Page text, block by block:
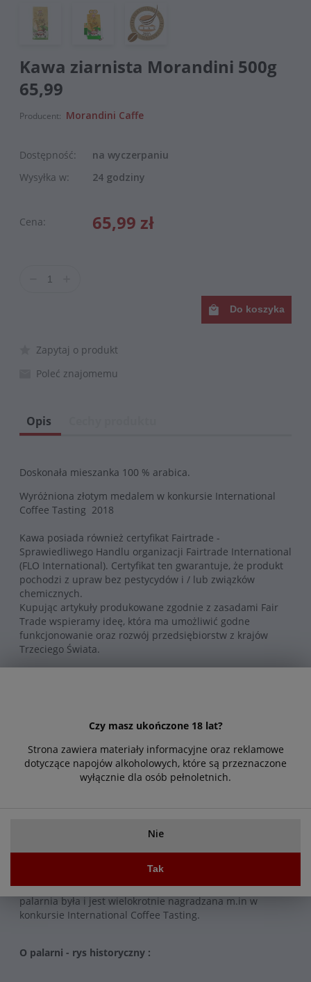
Czy masz ukończone 18 lat?
Strona zawiera materiały informacyjne oraz reklamowe
dotyczące napojów alkoholowych, które są przeznaczone
wyłącznie dla osób pełnoletnich.
Nie
Tak
Kawa ziarnista Morandini 500g
65,99
Producent: Morandini Caffe
Dostępność:
na wyczerpaniu
Wysyłka w:
24 godziny
Cena: 65,99 zł
Do koszyka
Zapytaj o produkt
Poleć znajomemu
Opis
Doskonała mieszanka 100 % arabica.
Wyróżniona złotym medalem w konkursie International
Coffee Tasting 2018
Kawa posiada również certyfikat Fairtrade -
Sprawiedliwego Handlu organizacji Fairtrade International
(FLO International). Certyfikat ten gwarantuje, że produkt
pochodzi z upraw bez pestycydów i / lub związków
chemicznych.
Kupując artykuły produkowane zgodnie z zasadami Fair
Trade wspieramy ideę, która ma umożliwić godne
funkcjonowanie oraz rozwój przedsiębiorstw z krajów
Trzeciego Świata.
Palarnia Morandini ma swój początek w latach
'Vittoria' mieściła zaledwie 5 kg kawy. Przygodę na
Kontynuują oni dzieło ojca i prowadzą oni firmę ku
rozwojowi z należytym entuzjazmem. Dzięki czemu
palarnia była i jest wielokrotnie nagradzana m.in w
konkursie International Coffee Tasting.
O palarni - rys historyczny :